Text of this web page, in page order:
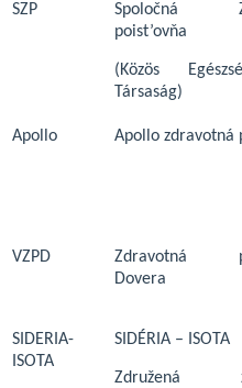
SZP
Spoločná
poist’ovňa
(Közös
Társaság)
Apollo Apollo zdravotná
VZPD
Zdravotná
Dovera
SIDERIA-
ISOTA
SIDÉRIA – ISOTA
Združená